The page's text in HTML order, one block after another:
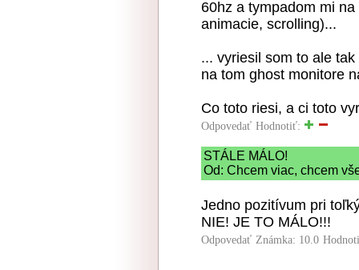
60hz a tympadom mi
animacie, scrolling)...
... vyriesil som to ale
na tom ghost monitore
Co toto riesi, a ci toto
Odpovedať Hodnotiť:
STÁLE MÁLO!
Od: Chcem viac, chcem
Jedno pozitívum pri
NIE! JE TO MÁLO!!!
Odpovedať Známka: 10.0